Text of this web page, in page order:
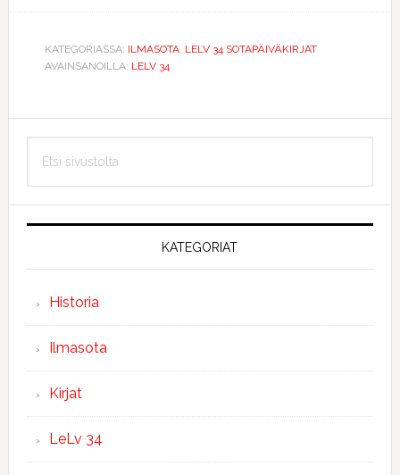
KATEGORIASSA: ILMASOTA, LELV 34 SOTAPÄIVÄKIRJAT
AVAINSANOILLA: LELV 34
Ensisijainen
sivupalkki
sivustolta
KATEGORIAT
Historia
Ilmasota
Kirjat
LeLv 34